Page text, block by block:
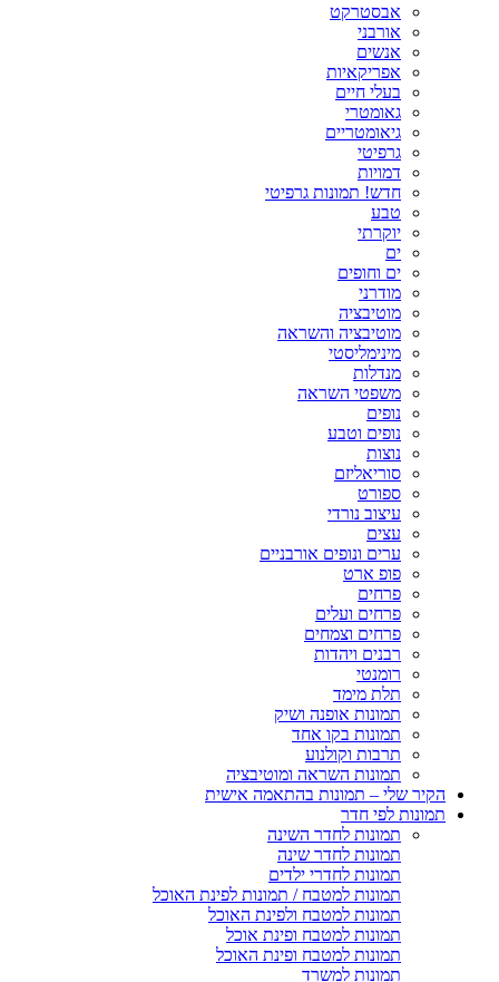
אבסטרקט
אורבני
אנשים
אפריקאיות
בעלי חיים
גאומטרי
גיאומטריים
גרפיטי
דמויות
חדש! תמונות גרפיטי
טבע
יוקרתי
ים
ים וחופים
מודרני
מוטיבציה
מוטיבציה והשראה
מינימליסטי
מנדלות
משפטי השראה
נופים
נופים וטבע
נוצות
סוריאליזם
ספורט
עיצוב נורדי
עצים
ערים ונופים אורבניים
פופ ארט
פרחים
פרחים ועלים
פרחים וצמחים
רבנים ויהדות
רומנטי
תלת מימד
תמונות אופנה ושיק
תמונות בקו אחד
תרבות וקולנוע
תמונות השראה ומוטיבציה
הקיר שלי – תמונות בהתאמה אישית
תמונות לפי חדר
תמונות לחדר השינה
תמונות לחדר שינה
תמונות לחדרי ילדים
תמונות למטבח / תמונות לפינת האוכל
תמונות למטבח ולפינת האוכל
תמונות למטבח ופינת אוכל
תמונות למטבח ופינת האוכל
תמונות למשרד